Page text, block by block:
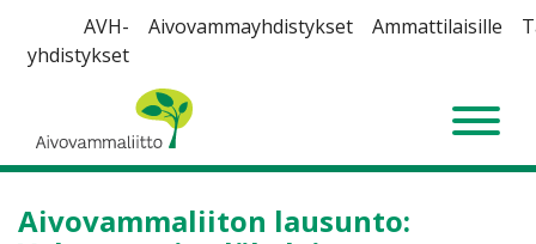
AVH-
yhdistykset
Aivovammayhdistykset Ammattilaisille
Aivovammaliitto
Aivovammaliiton lausunto: